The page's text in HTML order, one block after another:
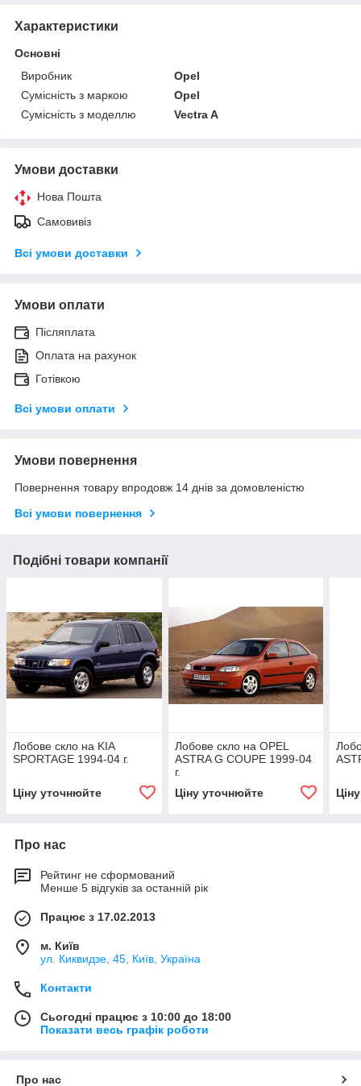
Характеристики
Основні
Виробник
Opel
Сумісність з маркою
Opel
Сумісність з моделлю
Vectra A
Умови доставки
Нова Пошта
Самовивіз
Всі умови доставки
Умови оплати
Післяплата
Оплата на рахунок
Готівкою
Всі умови оплати
Умови повернення
Повернення товару впродовж 14 днів за домовленістю
Всі умови повернення
Подібні товари компанії
Лобове скло на KIA
SPORTAGE 1994-04 г.
Ціну уточнюйте
Лобове скло на OPEL
ASTRA G COUPE 1999-04
г.
Ціну уточнюйте
Про нас
Рейтинг не сформований
Менше 5 відгуків за останній рік
Працює з 17.02.2013
м. Київ
ул. Киквидзе, 45, Київ, Україна
Контакти
Сьогодні працює з 10:00 до 18:00
Показати весь графік роботи
Про нас